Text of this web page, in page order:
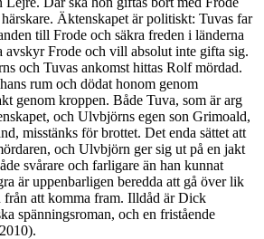
Äktenskapet är politiskt: Tuvas far
till Frode och säkra freden i länderna
avskyr Frode och vill absolut inte gifta sig.
och Tuvas ankomst hittas Rolf mördad.
rum och dödat honom genom
genom kroppen. Både Tuva, som är arg
och Ulvbjörns egen son Grimoald,
misstänks för brottet. Det enda sättet att
och Ulvbjörn ger sig ut på en jakt
svårare och farligare än han kunnat
är uppenbarligen beredda att gå över lik
från att komma fram. Illdåd är Dick
spänningsroman, och en fristående